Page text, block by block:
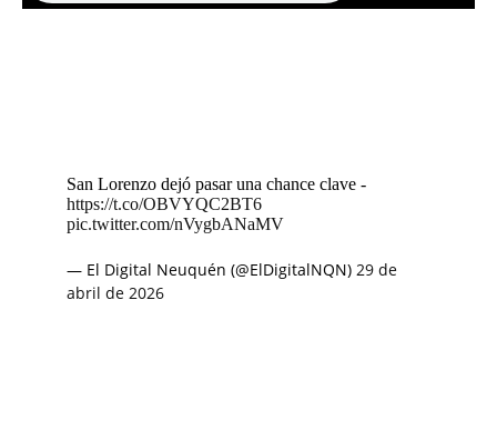
San Lorenzo dejó pasar una chance clave -
https://t.co/OBVYQC2BT6
pic.twitter.com/nVygbANaMV
— El Digital Neuquén (@ElDigitalNQN) 29 de
abril de 2026